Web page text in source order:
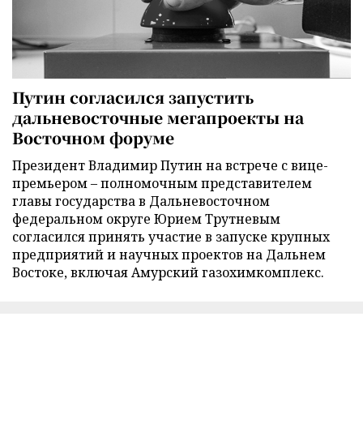
Путин согласился запустить
дальневосточные мегапроекты на
Восточном форуме
Президент Владимир Путин на встрече с вице-
премьером – полномочным представителем
главы государства в Дальневосточном
федеральном округе Юрием Трутневым
согласился принять участие в запуске крупных
предприятий и научных проектов на Дальнем
Востоке, включая Амурский газохимкомплекс.